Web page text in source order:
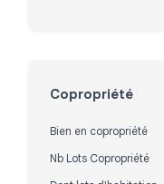
Copropriété
Bien en copropriété
Nb Lots Copropriété